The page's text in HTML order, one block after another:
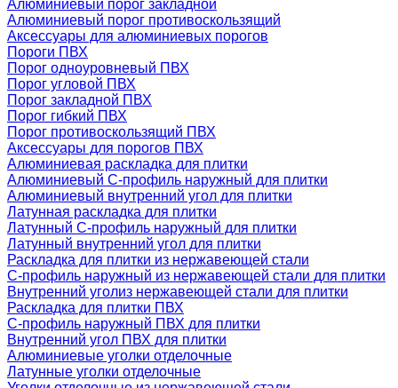
Алюминиевый порог закладной
Алюминиевый порог противоскользящий
Аксессуары для алюминиевых порогов
Пороги ПВХ
Порог одноуровневый ПВХ
Порог угловой ПВХ
Порог закладной ПВХ
Порог гибкий ПВХ
Порог противоскользящий ПВХ
Аксессуары для порогов ПВХ
Алюминиевая раскладка для плитки
Алюминиевый С-профиль наружный для плитки
Алюминиевый внутренний угол для плитки
Латунная раскладка для плитки
Латунный С-профиль наружный для плитки
Латунный внутренний угол для плитки
Раскладка для плитки из нержавеющей стали
С-профиль наружный из нержавеющей стали для плитки
Внутренний уголиз нержавеющей стали для плитки
Раскладка для плитки ПВХ
С-профиль наружный ПВХ для плитки
Внутренний угол ПВХ для плитки
Алюминиевые уголки отделочные
Латунные уголки отделочные